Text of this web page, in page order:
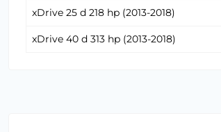
xDrive 25 d 218 hp (2013-2018)
xDrive 40 d 313 hp (2013-2018)